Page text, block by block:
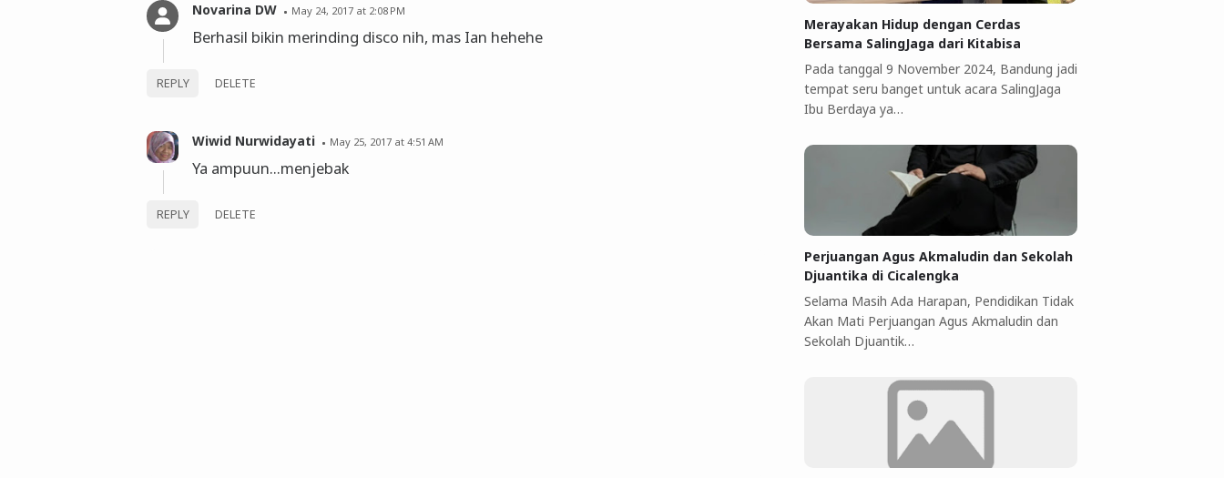
Novarina DW May 24, 2017 at 2:08 PM
Berhasil bikin merinding disco nih, mas Ian hehehe
REPLY DELETE
Wiwid Nurwidayati May 25, 2017 at 4:51 AM
Ya ampuun...menjebak
REPLY DELETE
Merayakan Hidup dengan Cerdas
Bersama SalingJaga dari Kitabisa
Pada tanggal 9 November 2024, Bandung jadi
tempat seru banget untuk acara SalingJaga
Ibu Berdaya ya…
Perjuangan Agus Akmaludin dan Sekolah
Djuantika di Cicalengka
Selama Masih Ada Harapan, Pendidikan Tidak
Akan Mati Perjuangan Agus Akmaludin dan
Sekolah Djuantik…